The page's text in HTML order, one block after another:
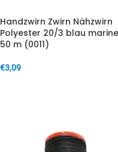
Handzwirn Zwirn Nähzwirn
Polyester 20/3 blau marine
50 m (0011)
€3,09